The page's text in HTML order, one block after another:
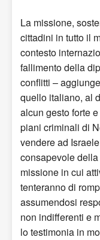
La missione,
cittadini in tutto il
contesto
fallimento della
conflitti –
quello italiano, al
alcun gesto forte
piani criminali di
vendere ad
consapevole
missione in cui
tenteranno di
assumendosi
non indifferenti e
lo testimonia in